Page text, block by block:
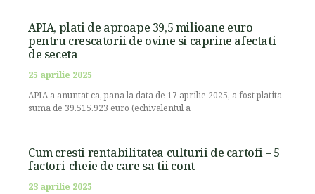
APIA, plati de aproape 39,5 milioane euro
pentru crescatorii de ovine si caprine afectati
de seceta
25 aprilie 2025
APIA a anuntat ca, pana la data de 17 aprilie 2025, a fost platita
suma de 39.515.923 euro (echivalentul a
Cum cresti rentabilitatea culturii de cartofi – 5
factori-cheie de care sa tii cont
23 aprilie 2025